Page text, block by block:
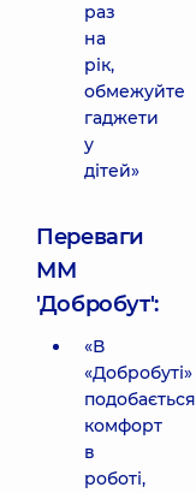
раз
на
рік,
обмежуйте
гаджети
у
дітей»
Переваги
ММ
'Добробут':
«В
«Добробуті»
подобається
комфорт
в
роботі,